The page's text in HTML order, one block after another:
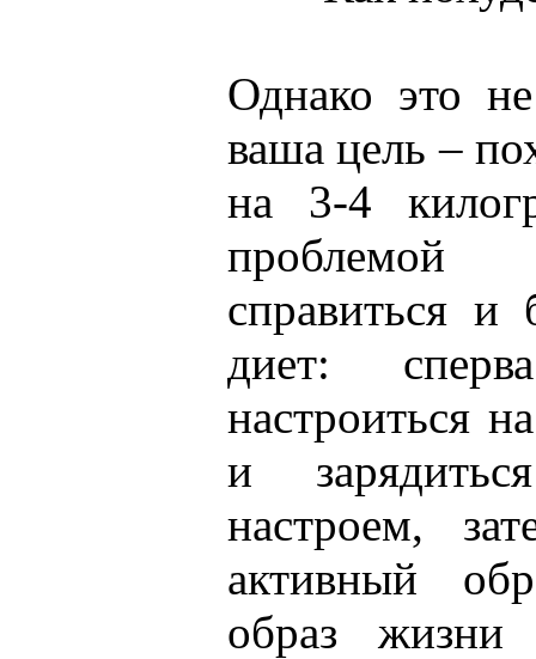
Однако это
ваша цель –
на 3-4
справиться и
диет:
настроиться
и
настроем,
активный
образ жизни